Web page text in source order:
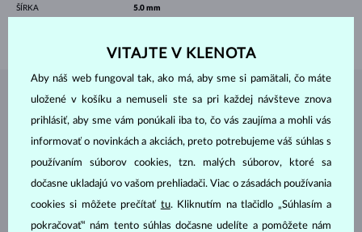
ŠÍRKA 5.0 mm
ŠPERKY ZATELIÉRU KLENOTA
VITAJTE V KLENOTA
Aby náš web fungoval tak, ako má, aby sme si pamätali, čo máte
uložené v košíku a nemuseli ste sa pri každej návšteve znova
prihlásiť, aby sme vám ponúkali iba to, čo vás zaujíma a mohli vás
informovať o novinkách a akciách, preto potrebujeme váš súhlas s
používaním súborov cookies, tzn. malých súborov, ktoré sa
dočasne ukladajú vo vašom prehliadači. Viac o zásadách používania
cookies si môžete prečítať tu. Kliknutím na tlačidlo „Súhlasím a
pokračovať“ nám tento súhlas dočasne udelíte a pomôžete nám